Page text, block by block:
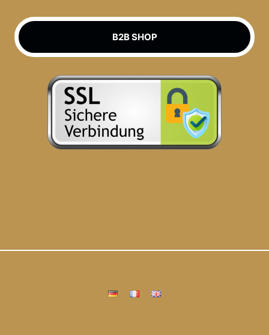
B2B SHOP